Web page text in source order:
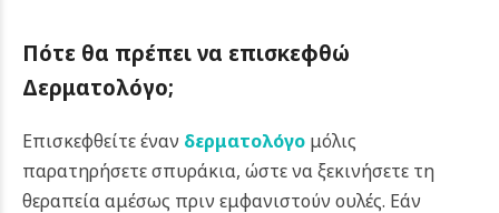
Πότε θα πρέπει να επισκεφθώ
Δερματολόγο;
Επισκεφθείτε έναν δερματολόγο μόλις
παρατηρήσετε σπυράκια, ώστε να ξεκινήσετε τη
θεραπεία αμέσως πριν εμφανιστούν ουλές. Εάν